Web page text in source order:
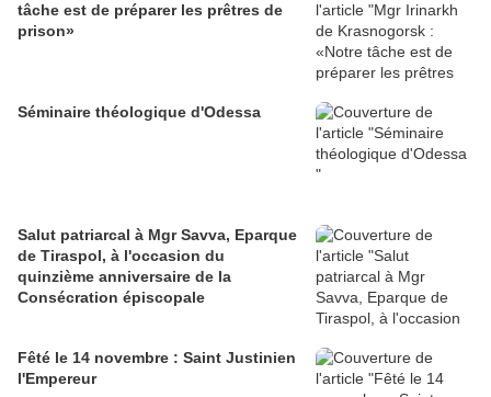
tâche est de préparer les prêtres de
prison»
Séminaire théologique d'Odessa
Salut patriarcal à Mgr Savva, Eparque
de Tiraspol, à l'occasion du
quinzième anniversaire de la
Consécration épiscopale
Fêté le 14 novembre : Saint Justinien
l'Empereur